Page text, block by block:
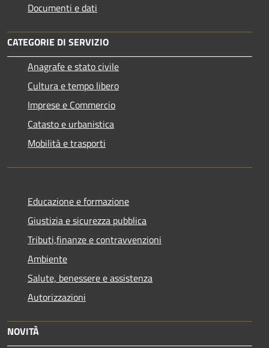
Documenti e dati
CATEGORIE DI SERVIZIO
Anagrafe e stato civile
Cultura e tempo libero
Imprese e Commercio
Catasto e urbanistica
Mobilità e trasporti
Educazione e formazione
Giustizia e sicurezza pubblica
Tributi,finanze e contravvenzioni
Ambiente
Salute, benessere e assistenza
Autorizzazioni
NOVITÀ